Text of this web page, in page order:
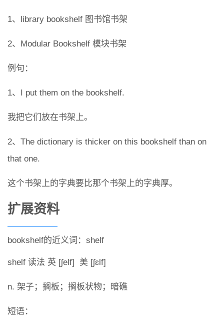
1、library bookshelf 图书馆书架
2、Modular Bookshelf 模块书架
例句：
1、I put them on the bookshelf.
我把它们放在书架上。
2、The dictionary is thicker on this bookshelf than on
that one.
这个书架上的字典要比那个书架上的字典厚。
扩展资料
bookshelf的近义词：shelf
shelf 读法 英 [ʃelf] 美 [ʃɛlf]
n. 架子；搁板；搁板状物；暗礁
短语：